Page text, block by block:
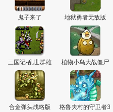
鬼子来了 地狱勇者无敌版
三国记-乱世群雄
植物小鸟大战僵尸
猪
合金弹头战略版
格鲁夫村的守卫者3